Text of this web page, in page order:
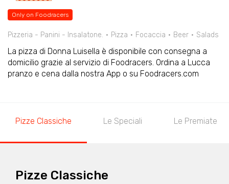
Only on Foodracers
Pizzeria - Panini - Insalatone. Pizza Focaccia Beer Salads
La pizza di Donna Luisella è disponibile con consegna a
domicilio grazie al servizio di Foodracers. Ordina a Lucca
pranzo e cena dalla nostra App o su Foodracers.com
Pizze Classiche Le Speciali Le Premiate
Pizze Classiche